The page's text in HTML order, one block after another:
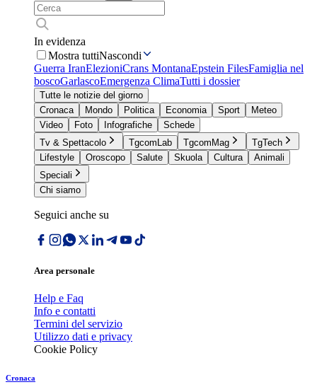
In evidenza
Mostra tuttiNascondi
Guerra IranElezioniCrans MontanaEpstein FilesFamiglia nel
boscoGarlascoEmergenza ClimaTutti i dossier
Tutte le notizie del giorno
Cronaca
Mondo Politica Economia Sport
Meteo
Video
Foto Infografiche
Schede
Tv & Spettacolo
TgcomLab TgcomMag
TgTech
Lifestyle
Oroscopo Salute Skuola Cultura
Animali
Speciali
Chi siamo
Seguici anche su
Area personale
Help e Faq
Info e contatti
Termini del servizio
Utilizzo dati e privacy
Cookie Policy
Cronaca